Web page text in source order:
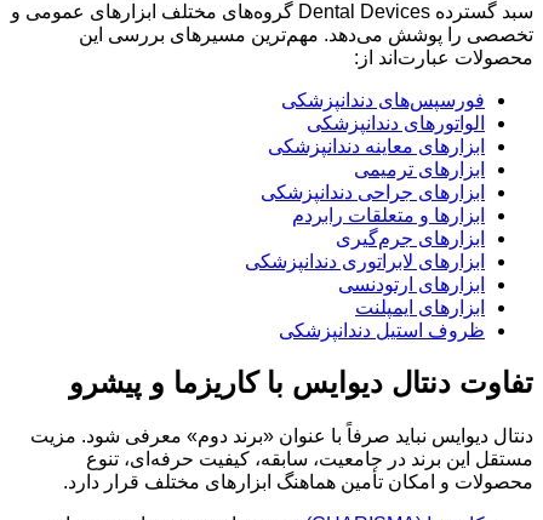
سبد گسترده Dental Devices گروه‌های مختلف ابزارهای عمومی و
تخصصی را پوشش می‌دهد. مهم‌ترین مسیرهای بررسی این
محصولات عبارت‌اند از:
فورسپس‌های دندانپزشکی
الواتورهای دندانپزشکی
ابزارهای معاینه دندانپزشکی
ابزارهای ترمیمی
ابزارهای جراحی دندانپزشکی
ابزارها و متعلقات رابردم
ابزارهای جرم‌گیری
ابزارهای لابراتوری دندانپزشکی
ابزارهای ارتودنسی
ابزارهای ایمپلنت
ظروف استیل دندانپزشکی
تفاوت دنتال دیوایس با کاریزما و پیشرو
دنتال دیوایس نباید صرفاً با عنوان «برند دوم» معرفی شود. مزیت
مستقل این برند در جامعیت، سابقه، کیفیت حرفه‌ای، تنوع
محصولات و امکان تأمین هماهنگ ابزارهای مختلف قرار دارد.